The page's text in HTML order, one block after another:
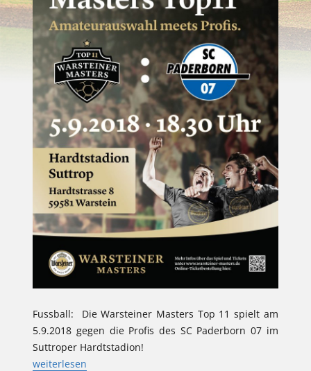
Fussball: Die Warsteiner Masters Top 11 spielt am
5.9.2018 gegen die Profis des SC Paderborn 07 im
Suttroper Hardtstadion!
„5. September 2018: SC Paderborn 07 im Suttroper
weiterlesen